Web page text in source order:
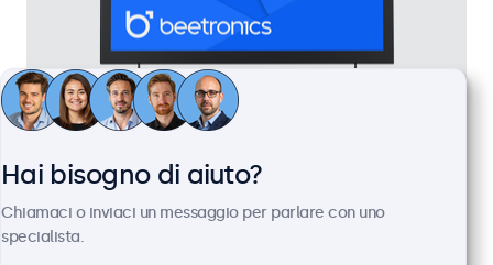
Monitor 24 Pollici Metallo
24HD7M
100+ pezzi disponibili
Hai bisogno di aiuto?
Chiamaci o inviaci un messaggio per parlare con uno
specialista.